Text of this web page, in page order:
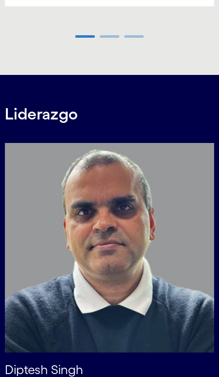
Liderazgo
Diptesh Singh